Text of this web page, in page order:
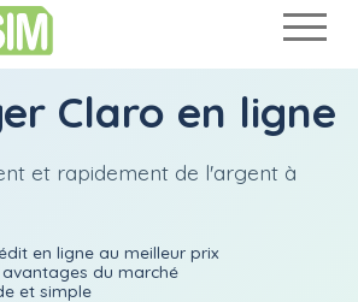
Claro en ligne
et rapidement de l'argent à
en ligne au meilleur prix
du marché
et simple